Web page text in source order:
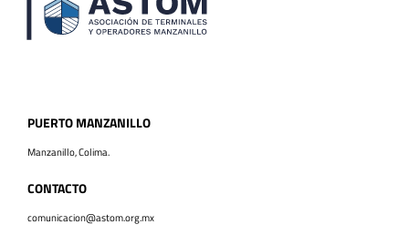
PUERTO MANZANILLO
Manzanillo, Colima.
CONTACTO
comunicacion@astom.org.mx